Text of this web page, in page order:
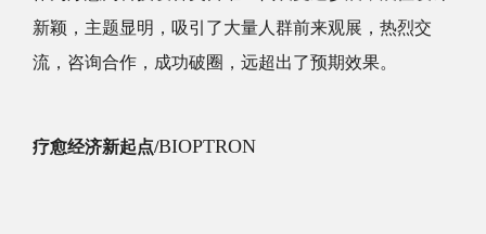
新颖，主题显明，吸引了大量人群前来观展，热烈交
流，咨询合作，成功破圈，远超出了预期效果。
疗愈经济新起点/BIOPTRON